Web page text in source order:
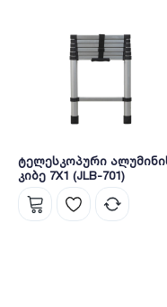
ტელესკოპური
კიბე 7X1 (JLB-701)